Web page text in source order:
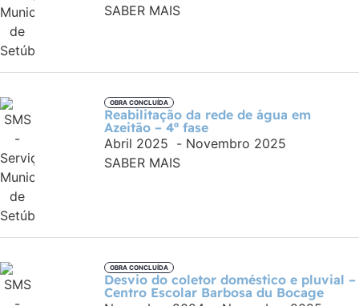
SABER MAIS
OBRA CONCLUÍDA
Reabilitação da rede de água em
Azeitão – 4ª fase
Abril 2025 - Novembro 2025
SABER MAIS
OBRA CONCLUÍDA
Desvio do coletor doméstico e pluvial –
Centro Escolar Barbosa du Bocage